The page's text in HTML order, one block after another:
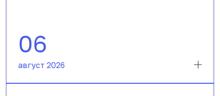
06
август 2026